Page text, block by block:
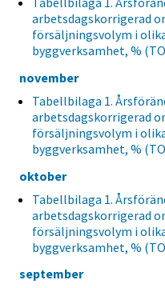
arbetsdagskorrigerad
försäljningsvolym i
byggverksamhet, %
november
Tabellbilaga 1.
arbetsdagskorrigerad
försäljningsvolym i
byggverksamhet, %
oktober
Tabellbilaga 1.
arbetsdagskorrigerad
försäljningsvolym i
byggverksamhet, %
september